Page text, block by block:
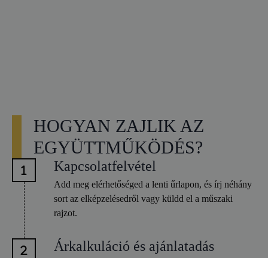
HOGYAN ZAJLIK AZ
EGYÜTTMŰKÖDÉS?
Kapcsolatfelvétel
Add meg elérhetőséged a lenti űrlapon, és írj néhány
sort az elképzelésedről vagy küldd el a műszaki
rajzot.
Árkalkuláció és ajánlatadás